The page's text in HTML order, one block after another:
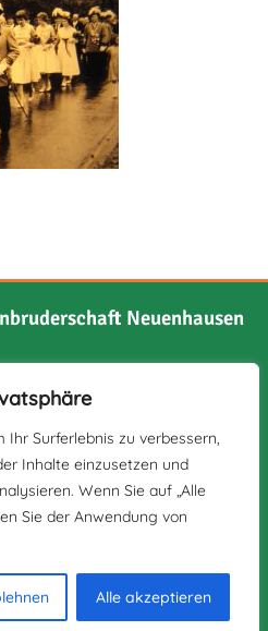
Surferlebnis zu verbessern,
Inhalte einzusetzen und
Wenn Sie auf „Alle
Sie der Anwendung von
Alle akzeptieren
Neuenhausen